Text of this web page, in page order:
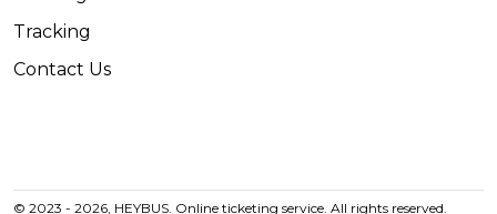
Tracking
Contact Us
© 2023 - 2026, HEYBUS. Online ticketing service. All rights reserved.